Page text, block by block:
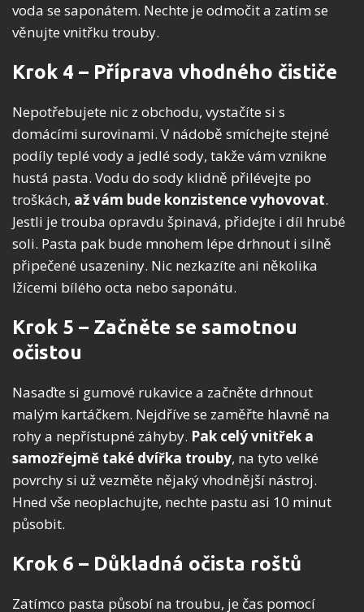
voda se saponátem. Nechte je odmočit a zatím se
věnujte vnitřku trouby.
Krok 4 – Příprava vhodného čističe
Nepotřebujete nic z obchodu, vystačíte si s
domácími surovinami. V nádobě smíchejte stejné
podíly teplé vody a jedlé sody, takže vám vznikne
hustá pasta. Vodu do sody klidně přilévejte po
troškách, až vám bude konzistence vyhovovat.
Jestli je trouba opravdu špinavá, přidejte i díl hrubé
soli. Pasta pak bude mnohem lépe drhnout i silně
připečené usazeniny. Nic nezkazíte ani několika
lžícemi bílého octa nebo saponátu.
Krok 5 – Začněte se samotnou
očistou
Nasaďte si gumové rukavice a začněte drhnout
malým kartáčkem. Nejdříve se zaměřte hlavně na
rohy a nepřístupné záhyby. Pak celý vnitřek a
samozřejmě také dvířka trouby, na tyto velké
povrchy si už vezměte nějaký vhodnější nástroj.
Hned vše neoplachujte, nechte pastu asi 10 minut
působit.
Krok 6 – Důkladná očista roštů
Zatímco pasta působí na troubu, je čas pomocí